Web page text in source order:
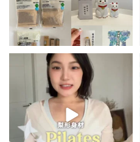
💭留言「美背」傳🔗給你！
🏷️#吉推韓國 🇰🇷
...
48 20